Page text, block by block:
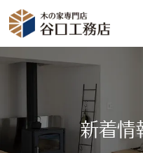
イベント情報
モデルハウス
新着情